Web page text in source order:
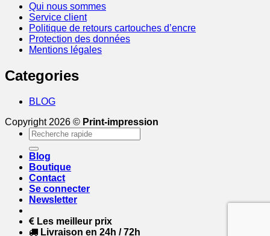
Qui nous sommes
Service client
Politique de retours cartouches d’encre
Protection des données
Mentions légales
Categories
BLOG
Copyright 2026 © Print-impression
Recherche
pour :
Blog
Boutique
Contact
Se connecter
Newsletter
Les meilleur prix
Livraison en 24h / 72h